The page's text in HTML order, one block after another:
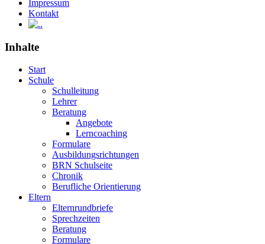
Impressum
Kontakt
.
Inhalte
Start
Schule
Schulleitung
Lehrer
Beratung
Angebote
Lerncoaching
Formulare
Ausbildungsrichtungen
BRN Schulseite
Chronik
Berufliche Orientierung
Eltern
Elternrundbriefe
Sprechzeiten
Beratung
Formulare